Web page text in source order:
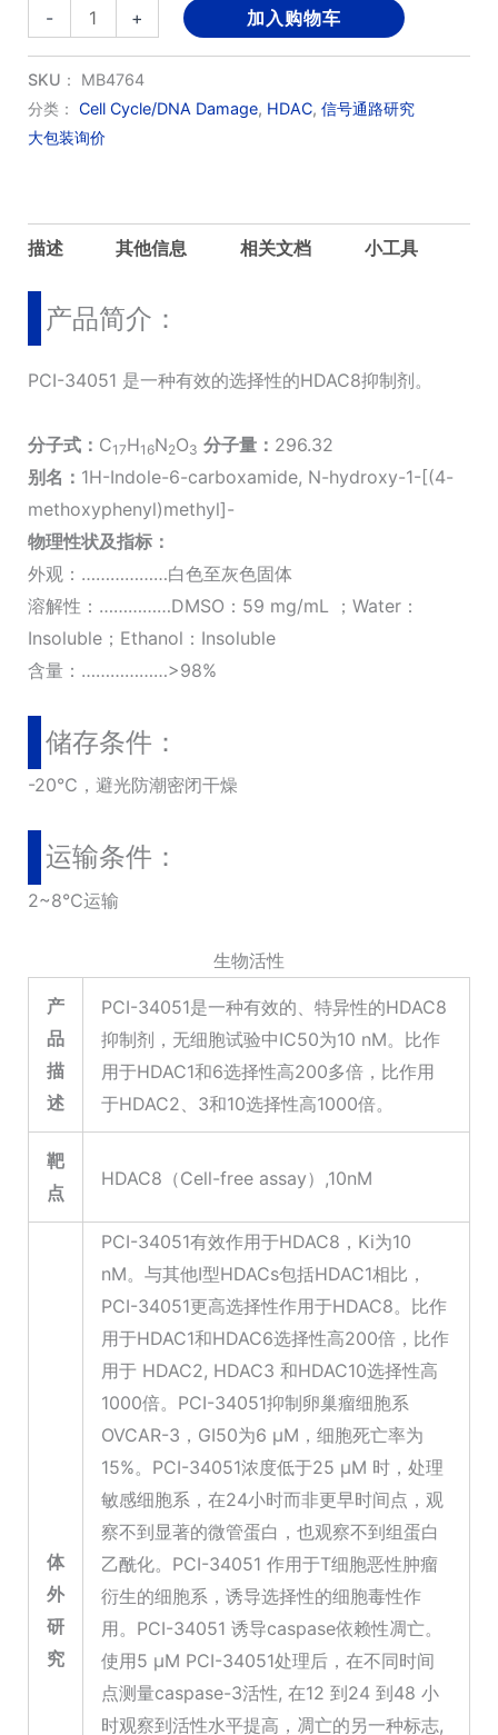
-
PCI-
34051
数
量
+ 加入购物车
SKU： MB4764
分类： Cell Cycle/DNA Damage, HDAC, 信号通路研究
大包装询价
描述 其他信息 相关文档 小工具
产品简介：
PCI-34051 是一种有效的选择性的HDAC8抑制剂。
分子式： C17H16N2O3 分子量： 296.32
别名： 1H-Indole-6-carboxamide, N-hydroxy-1-[(4-
methoxyphenyl)methyl]-
物理性状及指标：
外观：………………白色至灰色固体
溶解性：……………DMSO：59 mg/mL ；Water：
Insoluble；Ethanol：Insoluble
含量：………………>98%
储存条件：
-20℃，避光防潮密闭干燥
运输条件：
2~8℃运输
生物活性
产
品
描
述
PCI-34051是一种有效的、特异性的HDAC8
抑制剂，无细胞试验中IC50为10 nM。比作
用于HDAC1和6选择性高200多倍，比作用
于HDAC2、3和10选择性高1000倍。
靶
点
HDAC8（Cell-free assay）,10nM
体
外
研
究
PCI-34051有效作用于HDAC8，Ki为10
nM。与其他I型HDACs包括HDAC1相比，
PCI-34051更高选择性作用于HDAC8。比作
用于HDAC1和HDAC6选择性高200倍，比作
用于 HDAC2, HDAC3 和HDAC10选择性高
1000倍。PCI-34051抑制卵巢瘤细胞系
OVCAR-3，GI50为6 μM，细胞死亡率为
15%。PCI-34051浓度低于25 μM 时，处理
敏感细胞系，在24小时而非更早时间点，观
察不到显著的微管蛋白，也观察不到组蛋白
乙酰化。PCI-34051 作用于T细胞恶性肿瘤
衍生的细胞系，诱导选择性的细胞毒性作
用。PCI-34051 诱导caspase依赖性凋亡。
使用5 μM PCI-34051处理后，在不同时间
点测量caspase-3活性, 在12 到24 到48 小
时观察到活性水平提高，凋亡的另一种标志,